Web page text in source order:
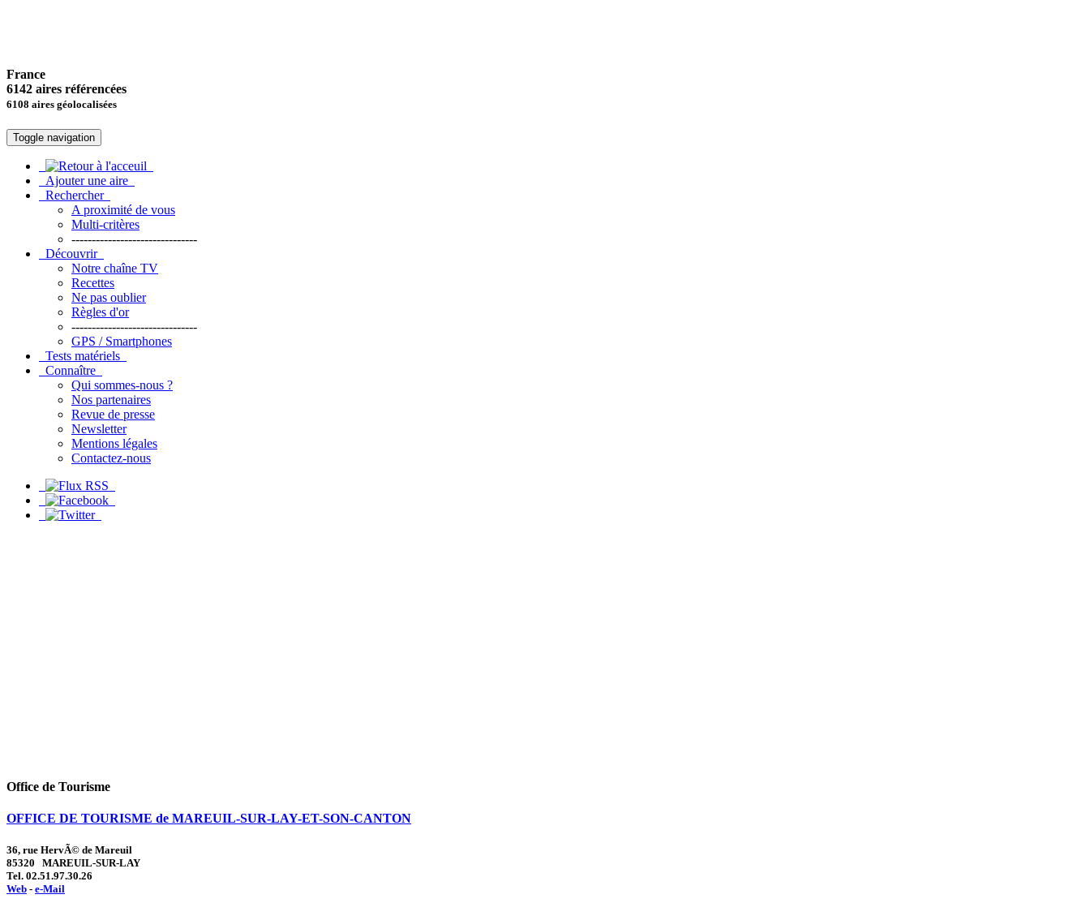
France
6142 aires référencées
6108 aires géolocalisées
Toggle navigation
Ajouter une aire
Rechercher
A proximité de vous
Multi-critères
-------------------------------
Découvrir
Notre chaîne TV
Recettes
Ne pas oublier
Règles d'or
-------------------------------
GPS / Smartphones
Tests matériels
Connaître
Qui sommes-nous ?
Nos partenaires
Revue de presse
Newsletter
Mentions légales
Contactez-nous
Office de Tourisme
OFFICE DE TOURISME de MAREUIL-SUR-LAY-ET-SON-CANTON
36, rue HervÃ© de Mareuil
85320 MAREUIL-SUR-LAY
Tel. 02.51.97.30.26
Web - e-Mail